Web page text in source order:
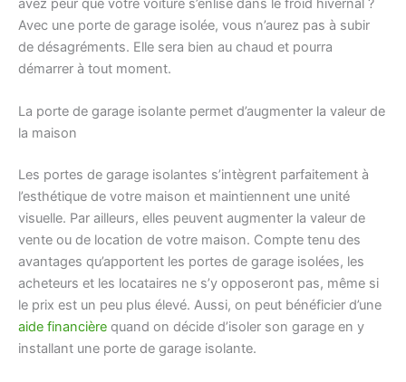
avez peur que votre voiture s’enlise dans le froid hivernal ?
Avec une porte de garage isolée, vous n’aurez pas à subir
de désagréments. Elle sera bien au chaud et pourra
démarrer à tout moment.
La porte de garage isolante permet d’augmenter la valeur de
la maison
Les portes de garage isolantes s’intègrent parfaitement à
l’esthétique de votre maison et maintiennent une unité
visuelle. Par ailleurs, elles peuvent augmenter la valeur de
vente ou de location de votre maison. Compte tenu des
avantages qu’apportent les portes de garage isolées, les
acheteurs et les locataires ne s’y opposeront pas, même si
le prix est un peu plus élevé. Aussi, on peut bénéficier d’une
aide financière quand on décide d’isoler son garage en y
installant une porte de garage isolante.